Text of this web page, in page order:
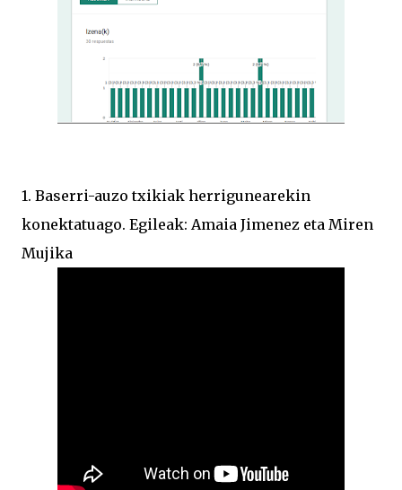
1. Baserri-auzo txikiak herrigunearekin
konektatuago. Egileak: Amaia Jimenez eta Miren
Mujika